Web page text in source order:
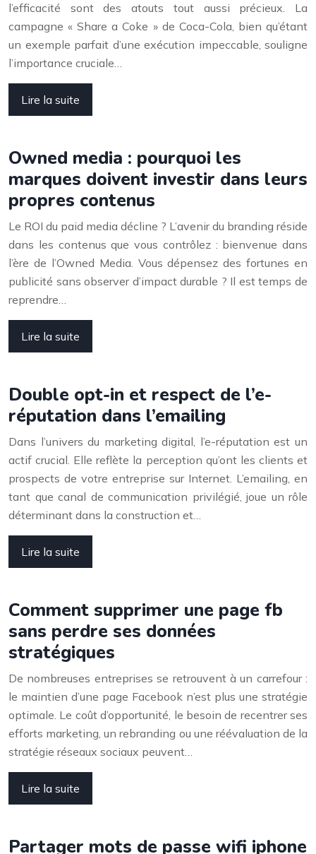
l’efficacité sont des atouts tout aussi précieux. La
campagne « Share a Coke » de Coca-Cola, bien qu’étant
un exemple parfait d’une exécution impeccable, souligne
l’importance cruciale…
Lire la suite
Owned media : pourquoi les
marques doivent investir dans leurs
propres contenus
Le ROI du paid media décline ? L’avenir du branding réside
dans les contenus que vous contrôlez : bienvenue dans
l’ère de l’Owned Media. Vous dépensez des fortunes en
publicité sans observer d’impact durable ? Il est temps de
reprendre…
Lire la suite
Double opt-in et respect de l’e-
réputation dans l’emailing
Dans l’univers du marketing digital, l’e-réputation est un
actif crucial. Elle reflète la perception qu’ont les clients et
prospects de votre entreprise sur Internet. L’emailing, en
tant que canal de communication privilégié, joue un rôle
déterminant dans la construction et…
Lire la suite
Comment supprimer une page fb
sans perdre ses données
stratégiques
De nombreuses entreprises se retrouvent à un carrefour :
le maintien d’une page Facebook n’est plus une stratégie
optimale. Le coût d’opportunité, le besoin de recentrer ses
efforts marketing, un rebranding ou une réévaluation de la
stratégie réseaux sociaux peuvent…
Lire la suite
Partager mots de passe wifi iphone